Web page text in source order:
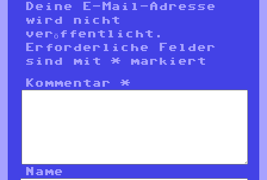
Deine E-Mail-Adresse
wird nicht
veröffentlicht.
Erforderliche Felder
sind mit* markiert
Kommentar*
Name